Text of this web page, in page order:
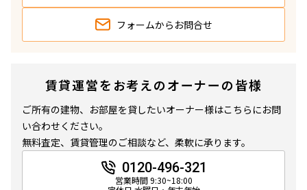
フォームから お問合せ
賃貸運営をお考えのオーナーの皆様
ご所有の建物、お部屋を貸したいオーナー様はこちらにお問
い合わせください。
無料査定、賃貸管理のご相談など、柔軟に承ります。
0120-496-321
営業時間 9:30~18:00